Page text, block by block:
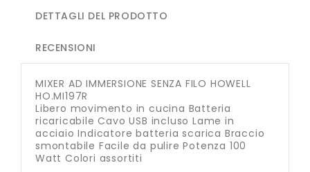
DETTAGLI DEL PRODOTTO
RECENSIONI
MIXER AD IMMERSIONE SENZA FILO HOWELL
HO.MI197R
Libero movimento in cucina Batteria
ricaricabile Cavo USB incluso Lame in
acciaio Indicatore batteria scarica Braccio
smontabile Facile da pulire Potenza 100
Watt Colori assortiti